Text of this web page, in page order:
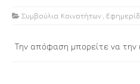
Συμβούλια Κοινοτήτων
Την απόφαση μπορείτε να